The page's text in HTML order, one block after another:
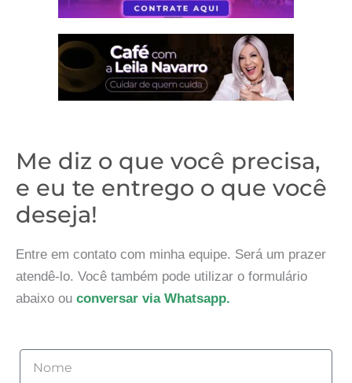
Me diz o que você precisa,
e eu te entrego o que você
deseja!
Entre em contato com minha equipe. Será um prazer
atendê-lo. Você também pode utilizar o formulário
abaixo ou conversar via Whatsapp.
Nome